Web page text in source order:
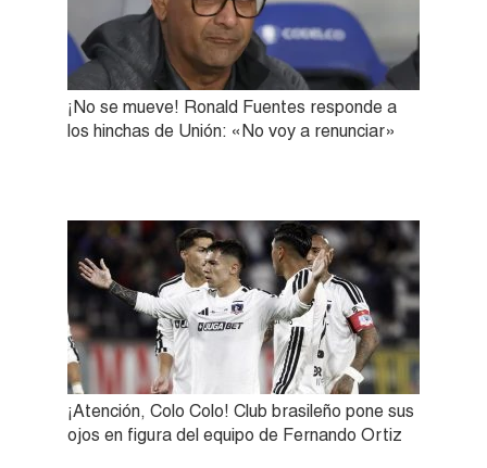
¡No se mueve! Ronald Fuentes responde a
los hinchas de Unión: «No voy a renunciar»
¡Atención, Colo Colo! Club brasileño pone sus
ojos en figura del equipo de Fernando Ortiz